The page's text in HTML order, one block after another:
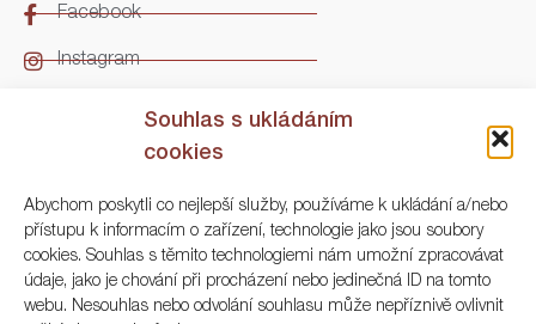
Souhlas s ukládáním
cookies
Abychom poskytli co nejlepší služby, používáme k ukládání a/nebo
přístupu k informacím o zařízení, technologie jako jsou soubory
cookies. Souhlas s těmito technologiemi nám umožní zpracovávat
údaje, jako je chování při procházení nebo jedinečná ID na tomto
webu. Nesouhlas nebo odvolání souhlasu může nepříznivě ovlivnit
Facebook
Instagram
Kontakt
ARGO Numismatika
Korunní 83, Praha 3